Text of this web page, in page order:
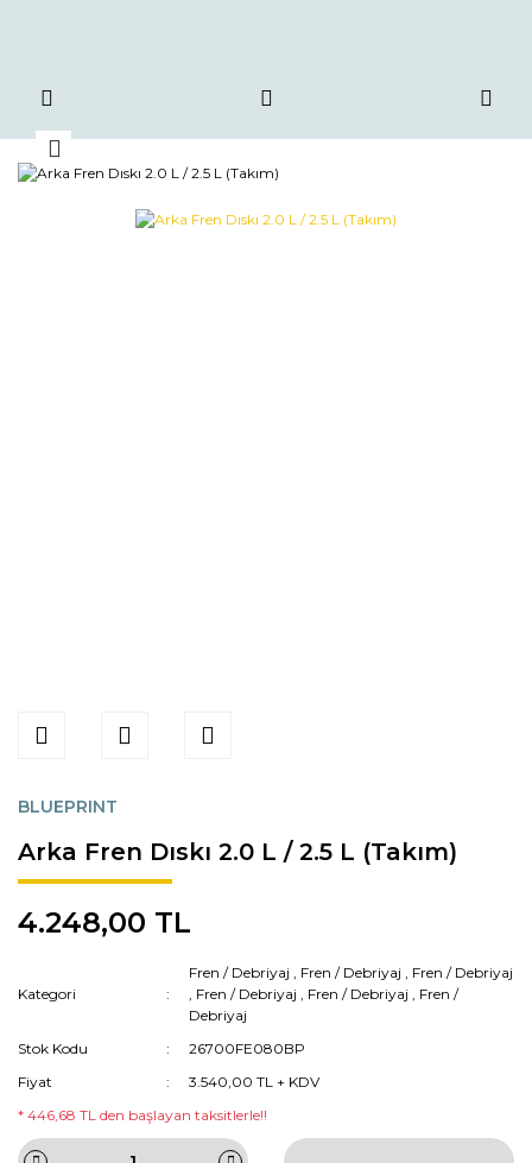
BLUEPRINT
Arka Fren Dıskı 2.0 L / 2.5 L (Takım)
4.248,00 TL
Kategori
Fren / Debriyaj , Fren / Debriyaj , Fren / Debriyaj
, Fren / Debriyaj , Fren / Debriyaj , Fren /
Debriyaj
Stok Kodu
26700FE080BP
Fiyat
3.540,00 TL + KDV
* 446,68 TL den başlayan taksitlerle!!